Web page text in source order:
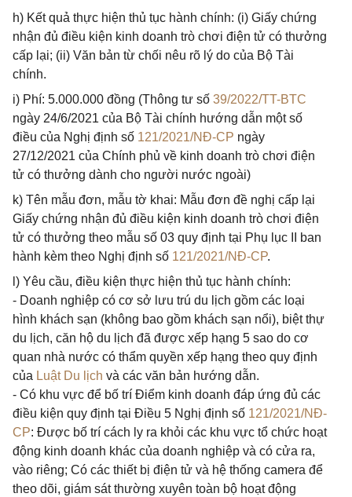
h) Kết quả thực hiện thủ tục hành chính: (i) Giấy chứng
nhận đủ điều kiện kinh doanh trò chơi điện tử có thưởng
cấp lại; (ii) Văn bản từ chối nêu rõ lý do của Bộ Tài
chính.
i) Phí: 5.000.000 đồng (Thông tư số 39/2022/TT-BTC
ngày 24/6/2021 của Bộ Tài chính hướng dẫn một số
điều của Nghị định số 121/2021/NĐ-CP ngày
27/12/2021 của Chính phủ về kinh doanh trò chơi điện
tử có thưởng dành cho người nước ngoài)
k) Tên mẫu đơn, mẫu tờ khai: Mẫu đơn đề nghị cấp lại
Giấy chứng nhận đủ điều kiện kinh doanh trò chơi điện
tử có thưởng theo mẫu số 03 quy định tại Phụ lục II ban
hành kèm theo Nghị định số 121/2021/NĐ-CP.
l) Yêu cầu, điều kiện thực hiện thủ tục hành chính:
- Doanh nghiệp có cơ sở lưu trú du lịch gồm các loại
hình khách sạn (không bao gồm khách sạn nổi), biệt thự
du lịch, căn hộ du lịch đã được xếp hạng 5 sao do cơ
quan nhà nước có thẩm quyền xếp hạng theo quy định
của Luật Du lịch và các văn bản hướng dẫn.
- Có khu vực để bố trí Điểm kinh doanh đáp ứng đủ các
điều kiện quy định tại Điều 5 Nghị định số 121/2021/NĐ-
CP: Được bố trí cách ly ra khỏi các khu vực tổ chức hoạt
động kinh doanh khác của doanh nghiệp và có cửa ra,
vào riêng; Có các thiết bị điện tử và hệ thống camera để
theo dõi, giám sát thường xuyên toàn bộ hoạt động